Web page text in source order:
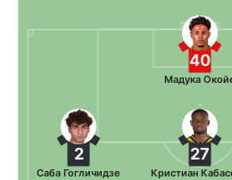
40
Мадука
27
Кристиан
2
Саба Гогличидзе